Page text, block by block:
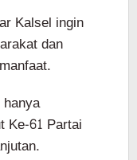
Kalsel ingin
dan
Ke-61 Partai